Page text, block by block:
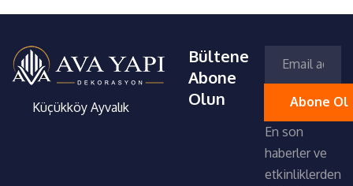
Küçükköy Ayvalık
Bültene
Abone
Olun
En son
haberler ve
etkinliklerden